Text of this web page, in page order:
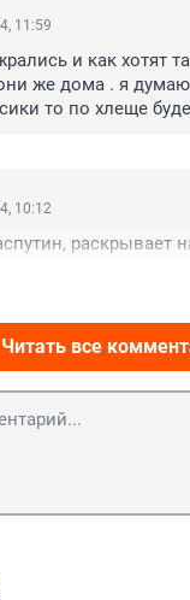
11:59
и как хотят
же дома . я
то по хлеще
10:12
раскрывает
Читать все